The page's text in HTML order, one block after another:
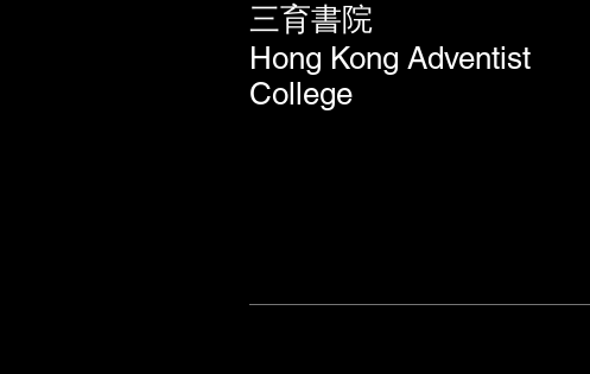
三育書院
Hong Kong Adventist
College